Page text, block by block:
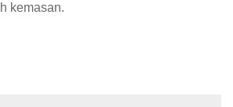
kemasan.